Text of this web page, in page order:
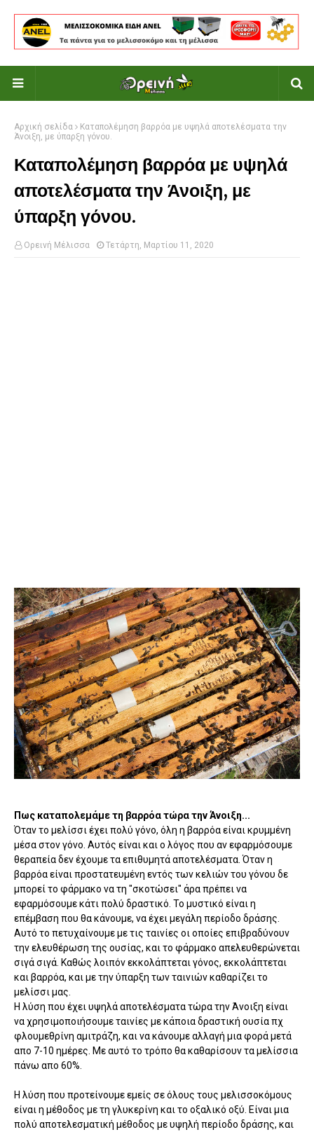
Αρχική σελίδα
Καταπολέμηση βαρρόα με υψηλά αποτελέσματα την
Άνοιξη, με ύπαρξη γόνου.
Καταπολέμηση βαρρόα με υψηλά
αποτελέσματα την Άνοιξη, με
ύπαρξη γόνου.
Ορεινή Μέλισσα Τετάρτη, Μαρτίου 11, 2020
Πως καταπολεμάμε τη βαρρόα τώρα την Άνοιξη...
Όταν το μελίσσι έχει πολύ γόνο, όλη η βαρρόα είναι κρυμμένη
μέσα στον γόνο. Αυτός είναι και ο λόγος που αν εφαρμόσουμε
θεραπεία δεν έχουμε τα επιθυμητά αποτελέσματα. Όταν η
βαρρόα είναι προστατευμένη εντός των κελιών του γόνου δε
μπορεί το φάρμακο να τη "σκοτώσει" άρα πρέπει να
εφαρμόσουμε κάτι πολύ δραστικό. Το μυστικό είναι η
επέμβαση που θα κάνουμε, να έχει μεγάλη περίοδο δράσης.
Αυτό το πετυχαίνουμε με τις ταινίες οι οποίες επιβραδύνουν
την ελευθέρωση της ουσίας, και το φάρμακο απελευθερώνεται
σιγά σιγά. Καθώς λοιπόν εκκολάπτεται γόνος, εκκολάπτεται
και βαρρόα, και με την ύπαρξη των ταινιών καθαρίζει το
μελίσσι μας.
Η λύση που έχει υψηλά αποτελέσματα τώρα την Άνοιξη είναι
να χρησιμοποιήσουμε ταινίες με κάποια δραστική ουσία πχ
φλουμεθρίνη αμιτράζη, και να κάνουμε αλλαγή μια φορά μετά
απο 7-10 ημέρες. Με αυτό το τρόπο θα καθαρίσουν τα μελίσσια
πάνω απο 60%.
Η λύση που προτείνουμε εμείς σε όλους τους μελισσοκόμους
είναι η μέθοδος με τη γλυκερίνη και το οξαλικό οξύ. Είναι μια
πολύ αποτελεσματική μέθοδος με υψηλή περίοδο δράσης, και